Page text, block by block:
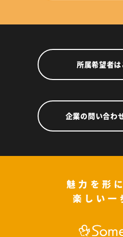
所属希望者は
企業の問い合わ
魅力を形
楽しい一